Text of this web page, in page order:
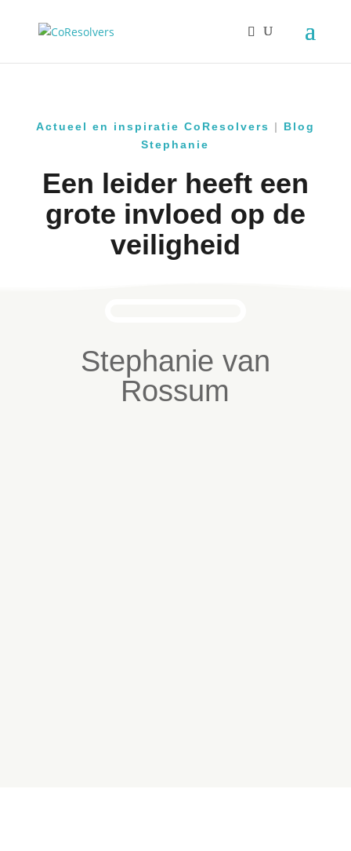
Actueel en inspiratie CoResolvers | Blog
Stephanie
Een leider heeft een
grote invloed op de
veiligheid
Stephanie van
Rossum